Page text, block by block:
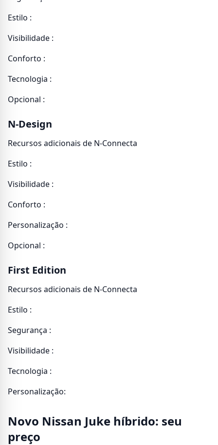
Estilo :
Visibilidade :
Conforto :
Tecnologia :
Opcional :
N-Design
Recursos adicionais de N-Connecta
Estilo :
Visibilidade :
Conforto :
Personalização :
Opcional :
First Edition
Recursos adicionais de N-Connecta
Estilo :
Segurança :
Visibilidade :
Tecnologia :
Personalização:
Novo Nissan Juke híbrido: seu
preço